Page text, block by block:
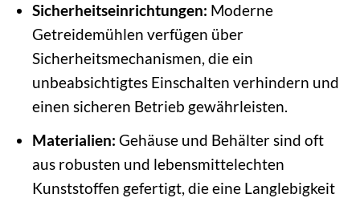
Sicherheitseinrichtungen: Moderne
Getreidemühlen verfügen über
Sicherheitsmechanismen, die ein
unbeabsichtigtes Einschalten verhindern und
einen sicheren Betrieb gewährleisten.
Materialien: Gehäuse und Behälter sind oft
aus robusten und lebensmittelechten
Kunststoffen gefertigt, die eine Langlebigkeit